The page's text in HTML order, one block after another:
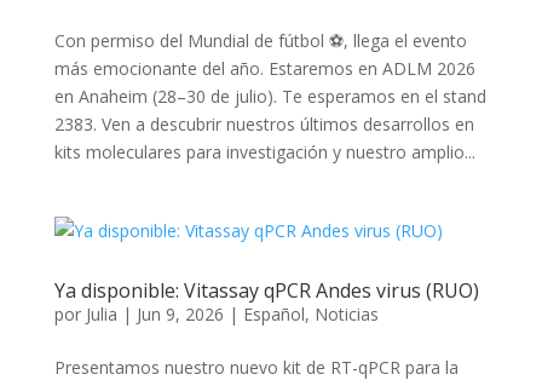
Con permiso del Mundial de fútbol ⚽, llega el evento
más emocionante del año. Estaremos en ADLM 2026
en Anaheim (28–30 de julio). Te esperamos en el stand
2383. Ven a descubrir nuestros últimos desarrollos en
kits moleculares para investigación y nuestro amplio...
Ya disponible: Vitassay qPCR Andes virus (RUO)
por Julia | Jun 9, 2026 | Español, Noticias
Presentamos nuestro nuevo kit de RT-qPCR para la